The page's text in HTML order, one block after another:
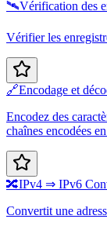
🛰️Vérification des
Vérifier les
🔗Encodage et
Encodez des
chaînes encodées
🔀IPv4 ⇒ IPv6
Convertit une